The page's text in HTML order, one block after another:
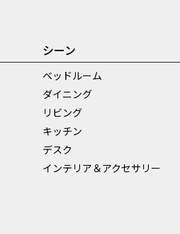
シーン
ベッドルーム
ダイニング
リビング
キッチン
デスク
インテリア＆アクセサリー